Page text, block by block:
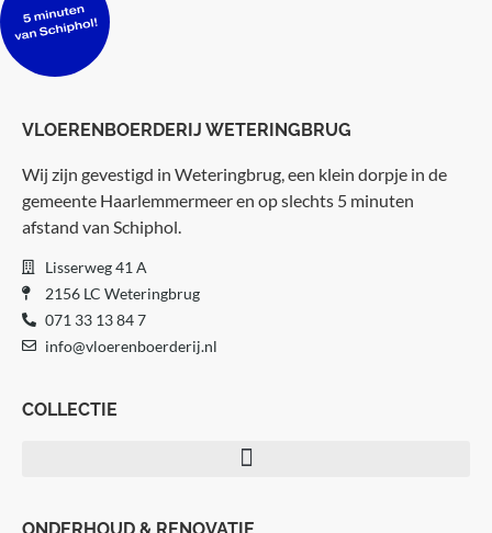
VLOERENBOERDERIJ WETERINGBRUG
Wij zijn gevestigd in Weteringbrug, een klein dorpje in de
gemeente Haarlemmermeer en op slechts 5 minuten
afstand van Schiphol.
Lisserweg 41 A
2156 LC Weteringbrug
071 33 13 84 7
info@vloerenboerderij.nl
COLLECTIE